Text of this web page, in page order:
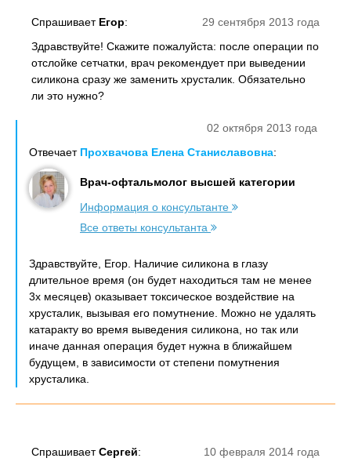
29 сентября 2013 года
Спрашивает Егор:
Здравствуйте! Скажите пожалуйста: после операции по
отслойке сетчатки, врач рекомендует при выведении
силикона сразу же заменить хрусталик. Обязательно
ли это нужно?
02 октября 2013 года
Отвечает Прохвачова Елена Станиславовна:
Врач-офтальмолог высшей категории
Информация о консультанте
Все ответы консультанта
Здравствуйте, Егор. Наличие силикона в глазу
длительное время (он будет находиться там не менее
3х месяцев) оказывает токсическое воздействие на
хрусталик, вызывая его помутнение. Можно не удалять
катаракту во время выведения силикона, но так или
иначе данная операция будет нужна в ближайшем
будущем, в зависимости от степени помутнения
хрусталика.
10 февраля 2014 года
СпрашиваетСергей: